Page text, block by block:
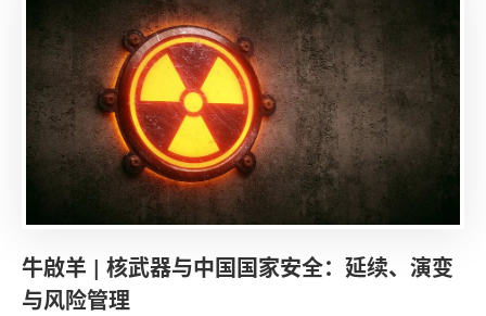
牛啟羊 | 核武器与中国国家安全：延续、演变
与风险管理